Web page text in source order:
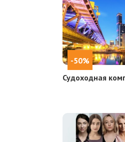
-50%
Судоходная